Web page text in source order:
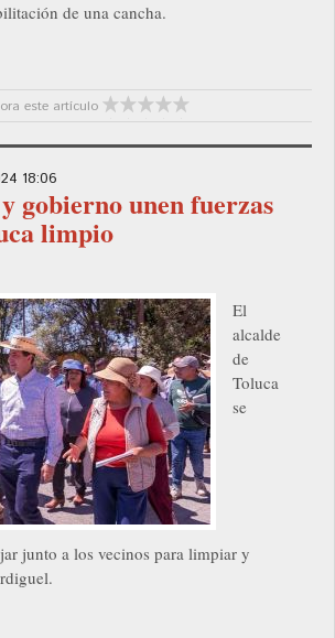
de una cancha.
este artículo
18:06
gobierno unen fuerzas
limpio
El
alcalde
de
Toluca
se
junto a los vecinos para limpiar y